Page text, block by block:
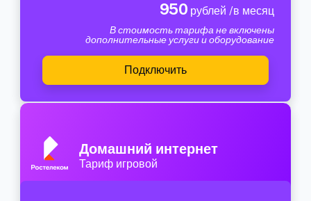
950 рублей /в месяц
В стоимость тарифа не включены
дополнительные услуги и оборудование
Подключить
Домашний интернет
Тариф игровой